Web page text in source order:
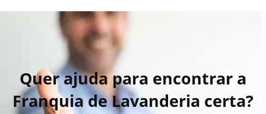
Quer ajuda para encontrar a
Franquia de Lavanderia certa?